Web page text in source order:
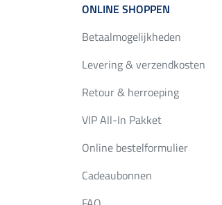
ONLINE SHOPPEN
Betaalmogelijkheden
Levering & verzendkosten
Retour & herroeping
VIP All-In Pakket
Online bestelformulier
Cadeaubonnen